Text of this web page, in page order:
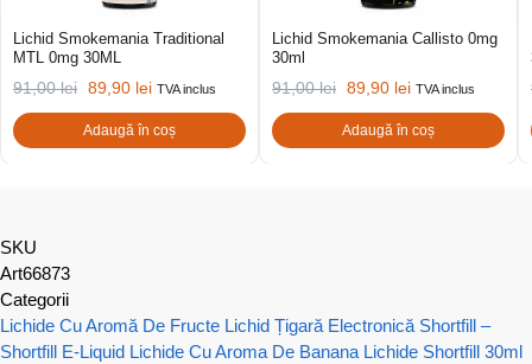
Lichid Smokemania Traditional
MTL 0mg 30ML
91,00lei 89,90 lei TVA inclus
Adaugă în coș
Lichid Smokemania Callisto 0mg
30ml
91,00lei 89,90 lei TVA inclus
Adaugă în coș
SKU
Art66873
Categorii
Lichide Cu Aromă De Fructe Lichid Țigară Electronică Shortfill –
Shortfill E-Liquid Lichide Cu Aroma De Banana Lichide Shortfill 30ml